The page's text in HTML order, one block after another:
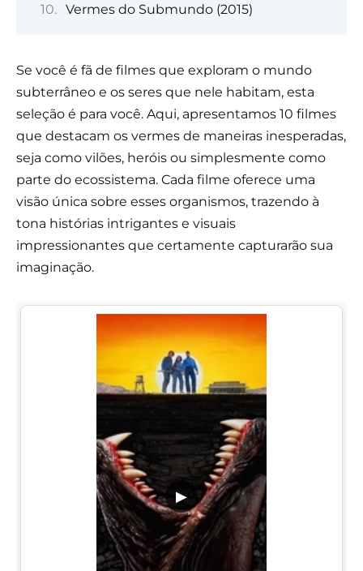
Vermes do Submundo (2015)
Se você é fã de filmes que exploram o mundo
subterrâneo e os seres que nele habitam, esta
seleção é para você. Aqui, apresentamos 10 filmes
que destacam os vermes de maneiras inesperadas,
seja como vilões, heróis ou simplesmente como
parte do ecossistema. Cada filme oferece uma
visão única sobre esses organismos, trazendo à
tona histórias intrigantes e visuais
impressionantes que certamente capturarão sua
imaginação.
▶